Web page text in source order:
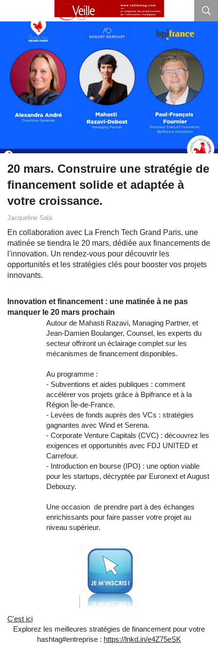
20 mars. Construire une stratégie de
financement solide et adaptée à
votre croissance.
Jacqueline Sala
En collaboration avec La French Tech Grand Paris, une
matinée se tiendra le 20 mars, dédiée aux financements de
l'innovation. Un rendez-vous pour découvrir les
opportunités et les stratégies clés pour booster vos projets
innovants.
Innovation et financement : une matinée à ne pas
manquer le 20 mars prochain
Autour de Mahasti Razavi, Managing Partner, et
Jean-Damien Boulanger, Counsel, les experts du
secteur offriront un éclairage complet sur les
mécanismes de financement disponibles.
Au programme :
- Subventions et aides publiques : comment
accélérer vos projets grâce à Bpifrance et à la
Région Île-de-France.
- Levées de fonds auprès des VCs : stratégies
gagnantes avec Wind et Serena.
- Corporate Venture Capitals (CVC) : découvrez les
exigences et opportunités avec FDJ UNITED et
Carrefour.
- Introduction en bourse (IPO) : une option viable
pour les startups, décryptée par Euronext et August
Debouzy.
Une occasion de prendre part à des échanges
enrichissants pour faire passer votre projet au
niveau supérieur.
C'est ici
Explorez les meilleures stratégies de financement pour votre
hashtag#entreprise : https://lnkd.in/e4Z75eSK